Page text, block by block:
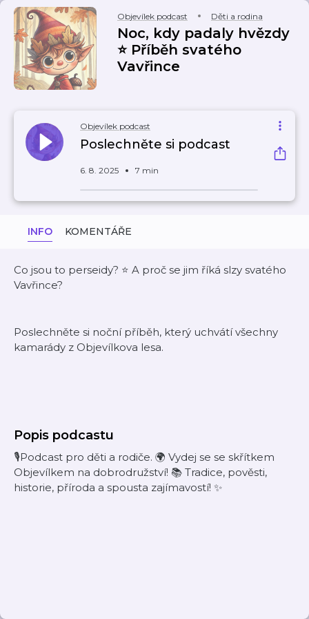
Objevílek podcast Děti a rodina
Noc, kdy padaly hvězdy
⭐ Příběh svatého
Vavřince
Objevílek podcast
Poslechněte si podcast
6. 8. 2025 7 min
INFO KOMENTÁŘE
Co jsou to perseidy? ⭐ A proč se jim říká slzy svatého
Vavřince?
Poslechněte si noční příběh, který uchvátí všechny
kamarády z Objevílkova lesa.
Popis podcastu
🎙Podcast pro děti a rodiče. 🌍 Vydej se se skřítkem
Objevílkem na dobrodružství! 📚 Tradice, pověsti,
historie, příroda a spousta zajímavostí! ✨️